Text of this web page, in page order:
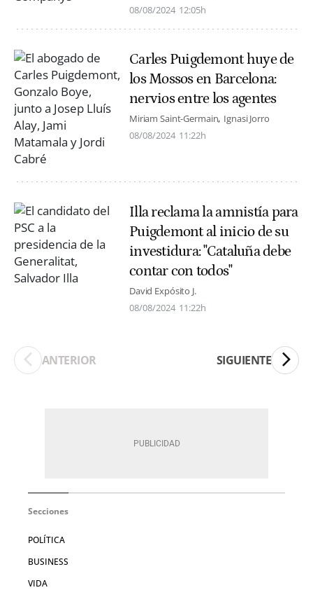
08/08/2024 12:05h
Carles Puigdemont huye de
los Mossos en Barcelona:
nervios entre los agentes
Miriam Saint-Germain Ignasi Jorro
08/08/2024 11:22h
Illa reclama la amnistía para
Puigdemont al inicio de su
investidura: "Cataluña debe
contar con todos"
David Expósito J.
08/08/2024 11:22h
ANTERIOR SIGUIENTE
Secciones
POLÍTICA
BUSINESS
VIDA